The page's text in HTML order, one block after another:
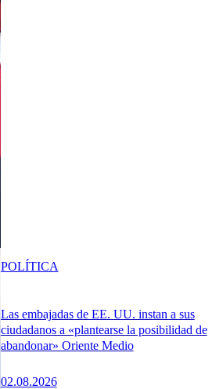
Las embajadas de EE. UU. instan a sus
ciudadanos a «plantearse la posibilidad de
abandonar» Oriente Medio
02.08.2026
POLÍTICA